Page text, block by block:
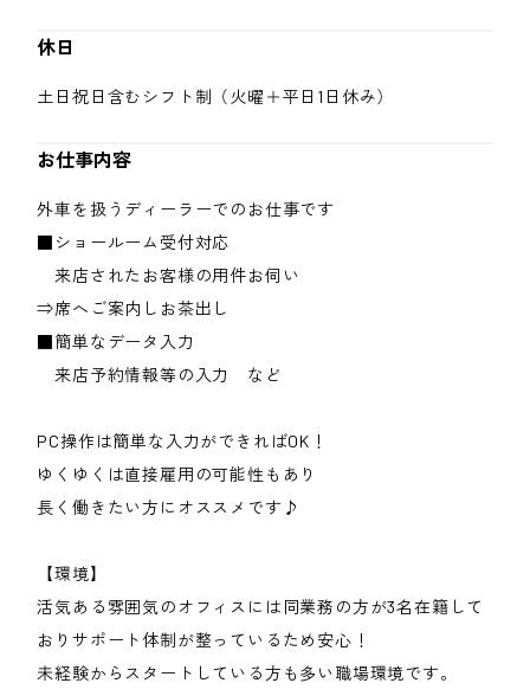
休日
土日祝日含むシフト制（火曜＋平日1日休み）
お仕事内容
外車を扱うディーラーでのお仕事です
■ショールーム受付対応
来店されたお客様の用件お伺い
⇒席へご案内しお茶出し
■簡単なデータ入力
来店予約情報等の入力 など
PC操作は簡単な入力ができればOK！
ゆくゆくは直接雇用の可能性もあり
長く働きたい方にオススメです♪
【環境】
活気ある雰囲気のオフィスには同業務の方が3名在籍して
おりサポート体制が整っているため安心！
未経験からスタートしている方も多い職場環境です。